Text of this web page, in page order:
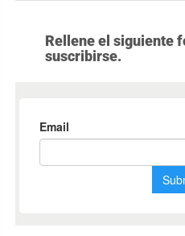
Rellene el siguiente
suscribirse.